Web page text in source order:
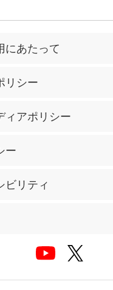
にあたって
リシー
ィアポリシー
ー
ビリティ